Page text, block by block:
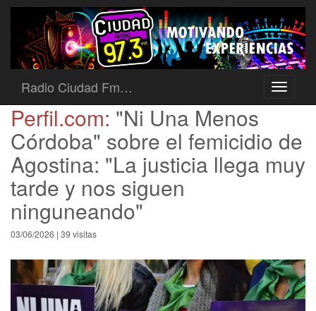
Toggle
Radio Ciudad Fm…
Perfil.com: "Ni Una Menos
Córdoba" sobre el femicidio de
Agostina: "La justicia llega muy
tarde y nos siguen
ninguneando"
03/06/2026 | 39 visitas